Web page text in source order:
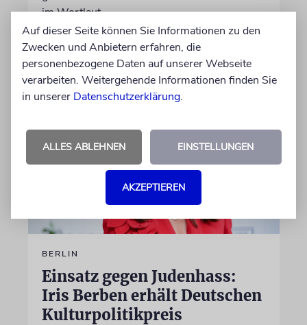
im Wortlaut
von Felix Schotland
07.08.2026
BERLIN
Einsatz gegen Judenhass:
Iris Berben erhält Deutschen
Kulturpolitikpreis
Auf dieser Seite können Sie Informationen zu den
Zwecken und Anbietern erfahren, die
personenbezogene Daten auf unserer Webseite
verarbeiten. Weitergehende Informationen finden Sie
in unserer Datenschutzerklärung.
ALLES ABLEHNEN EINSTELLUNGEN
AKZEPTIEREN